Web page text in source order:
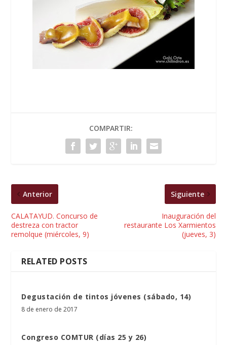
COMPARTIR:
Anterior
CALATAYUD. Concurso de
destreza con tractor
remolque (miércoles, 9)
Siguiente
Inauguración del
restaurante Los Xarmientos
(jueves, 3)
RELATED POSTS
Degustación de tintos jóvenes (sábado, 14)
8 de enero de 2017
Congreso COMTUR (días 25 y 26)